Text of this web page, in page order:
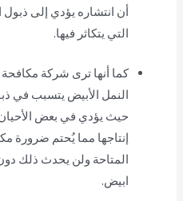
أن انتشاره يؤدي إلى
التي يتكاثر فيها.
كما أنها ترى شركة مكافحة
النمل الأبيض يتسبب في
حيث يؤدي في بعض
إنتاجها مما يُحتم ضرورة
المتاحة ولن يحدث ذلك
ابيض.